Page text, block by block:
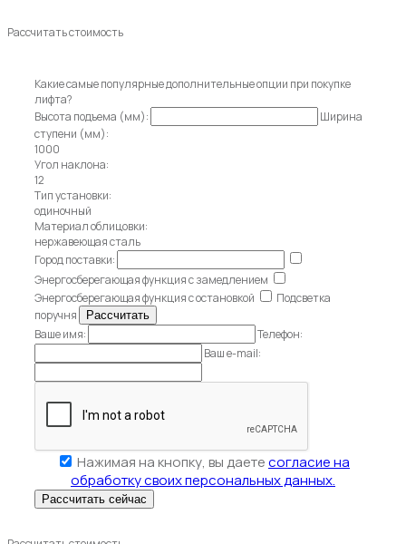
Рассчитать стоимость
Какие самые популярные дополнительные опции при покупке
лифта?
Высота подъема (мм):
Ширина
ступени (мм):
1000
Угол наклона:
12
Тип установки:
одиночный
Материал облицовки:
нержавеющая сталь
Город поставки:
Энергосберегающая функция с замедлением
Энергосберегающая функция с остановкой
Подсветка
поручня
Ваше имя:
Телефон:
Ваш e-mail:
Нажимая на кнопку, вы даетесогласие на
обработку своих персональных данных.